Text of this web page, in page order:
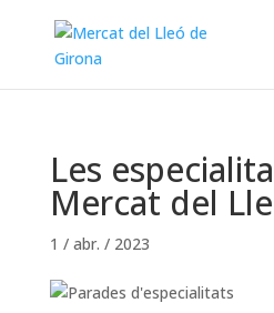
Les
Mercat del
1 / abr. / 2023